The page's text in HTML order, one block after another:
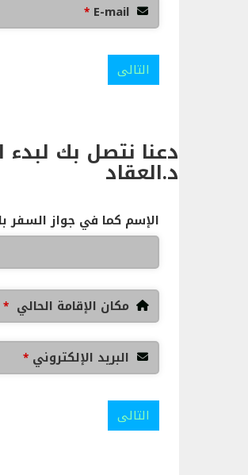
E-mail
*
التالى
دعنا نتصل بك لبدء
د.العقاد
الإسم كما في جواز السفر
مكان الإقامة الحالي *
البريد الإلكتروني *
التالى